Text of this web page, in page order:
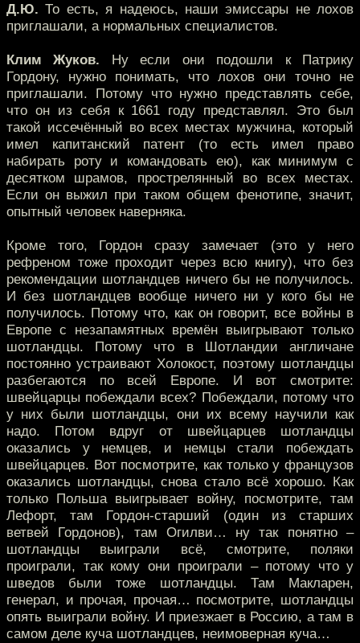
Д.Ю. То есть, я надеюсь, наши эмиссары не лохов
приглашали, а нормальных специалистов.
Клим Жуков. Ну если они подошли к Патрику
Гордону, нужно понимать, что лохов они точно не
приглашали. Потому что нужно представлять себе,
что он из себя к 1661 году представлял. Это был
такой иссечённый во всех местах мужчина, который
имел капитанский патент (то есть имел право
набирать роту и командовать ею), как минимум с
десятком шрамов, прострелянный во всех местах.
Если он выжил при таком общем фенотипе, значит,
опытный человек наверняка.
Кроме того, Гордон сразу замечает (это у него
рефреном тоже проходит через всю книгу), что без
рекомендации шотландцев ничего бы не получилось.
И без шотландцев вообще ничего ни у кого бы не
получилось. Потому что, как он говорит, все войны в
Европе с незапамятных времён выигрывают только
шотландцы. Потому что в Шотландии англичане
постоянно устраивают Холокост, поэтому шотландцы
разбегаются по всей Европе. И вот смотрите:
швейцарцы побеждали всех? Побеждали, потому что
у них были шотландцы, они их всему научили как
надо. Потом вдруг от швейцарцев шотландцы
оказались у немцев, и немцы стали побеждать
швейцарцев. Вот посмотрите, как только у французов
оказались шотландцы, снова стало всё хорошо. Как
только Польша выигрывает войну, посмотрите, там
Лефорт, там Гордон-старший (один из старших
ветвей Гордонов), там Огилви… ну так понятно –
шотландцы выиграли всё, смотрите, поляки
проиграли, так кому они проиграли – потому что у
шведов были тоже шотландцы. Там Макларен,
генерал, и прочая, прочая… посмотрите, шотландцы
опять выиграли войну. И приезжает в Россию, а там в
самом деле куча шотландцев, неимоверная куча…